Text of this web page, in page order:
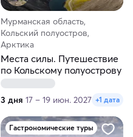
Мурманская область,
Кольский полуостров,
Арктика
Места силы. Путешествие
по Кольскому полуострову
3 дня 17 – 19 июн. 2027 +1 дата
Гастрономические туры